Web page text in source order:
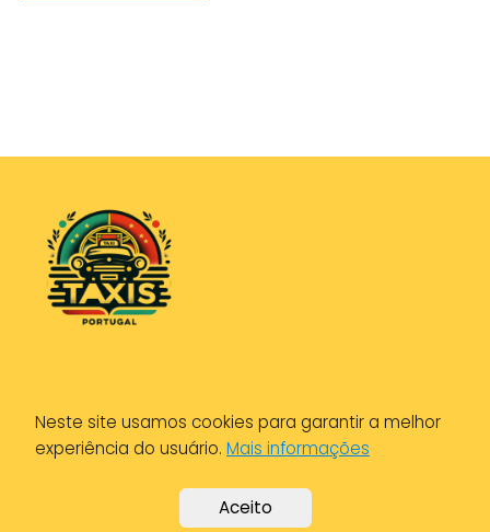
Política de Privacidade
Política de Cookies
Neste site usamos cookies para garantir a melhor
experiência do usuário. Mais informações
Aceito